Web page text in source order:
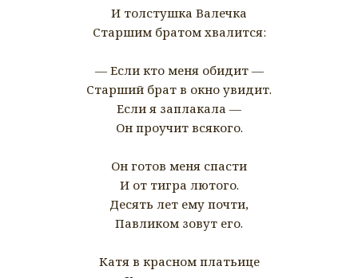
И толстушка Валечка
Старшим братом хвалится:
— Если кто меня обидит —
Старший брат в окно увидит.
Если я заплакала —
Он проучит всякого.
Он готов меня спасти
И от тигра лютого.
Десять лет ему почти,
Павликом зовут его.
Катя в красном платьице